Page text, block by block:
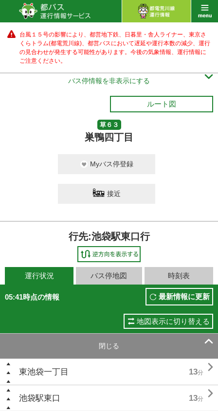
台風１５号の影響により、都営地下鉄、日暮里・舎人ライナー、東京さ
くらトラム(都電荒川線)、都営バスにおいて遅延や運行本数の減少、運行
の見合わせが発生する可能性があります。 今後の気象情報、運行情報に
ご注意ください。
バス停情報を非表示にする 
ルート図
草６３
巣鴨四丁目
Myバス停登録
接近
行先:池袋駅東口行
運行状況 バス停地図 時刻表
05:41時点の情報 最新情報に更新
地図表示に切り替える
閉じる 
東池袋一丁目 13分 
池袋駅東口 13分 